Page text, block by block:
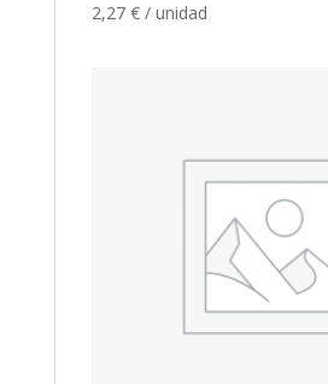
2,27 € / unidad